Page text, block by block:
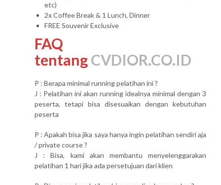
etc)
2x Coffee Break & 1 Lunch, Dinner
FREE Souvenir Exclusive
FAQ
tentangCVDIOR.CO.ID
P : Berapa minimal running pelatihan ini ?
J : Pelatihan ini akan running idealnya minimal dengan 3
peserta, tetapi bisa disesuaikan dengan kebutuhan
peserta
P : Apakah bisa jika saya hanya ingin pelatihan sendiri aja
/ private course ?
J : Bisa, kami akan membantu menyelenggarakan
pelatihan 1 hari jika ada persetujuan dari klien